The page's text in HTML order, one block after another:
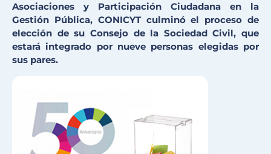
Asociaciones y Participación Ciudadana en la
Gestión Pública, CONICYT culminó el proceso de
elección de su Consejo de la Sociedad Civil, que
estará integrado por nueve personas elegidas por
sus pares.